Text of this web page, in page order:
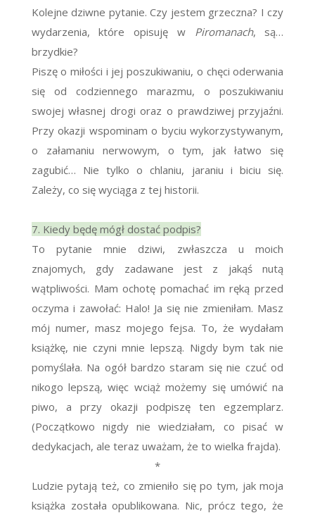
Kolejne dziwne pytanie. Czy jestem grzeczna? I czy
wydarzenia, które opisuję w Piromanach, są…
brzydkie?
Piszę o miłości i jej poszukiwaniu, o chęci oderwania
się od codziennego marazmu, o poszukiwaniu
swojej własnej drogi oraz o prawdziwej przyjaźni.
Przy okazji wspominam o byciu wykorzystywanym,
o załamaniu nerwowym, o tym, jak łatwo się
zagubić… Nie tylko o chlaniu, jaraniu i biciu się.
Zależy, co się wyciąga z tej historii.
7. Kiedy będę mógł dostać podpis?
To pytanie mnie dziwi, zwłaszcza u moich
znajomych, gdy zadawane jest z jakąś nutą
wątpliwości. Mam ochotę pomachać im ręką przed
oczyma i zawołać: Halo! Ja się nie zmieniłam. Masz
mój numer, masz mojego fejsa. To, że wydałam
książkę, nie czyni mnie lepszą. Nigdy bym tak nie
pomyślała. Na ogół bardzo staram się nie czuć od
nikogo lepszą, więc wciąż możemy się umówić na
piwo, a przy okazji podpiszę ten egzemplarz.
(Początkowo nigdy nie wiedziałam, co pisać w
dedykacjach, ale teraz uważam, że to wielka frajda).
*
Ludzie pytają też, co zmieniło się po tym, jak moja
książka została opublikowana. Nic, prócz tego, że